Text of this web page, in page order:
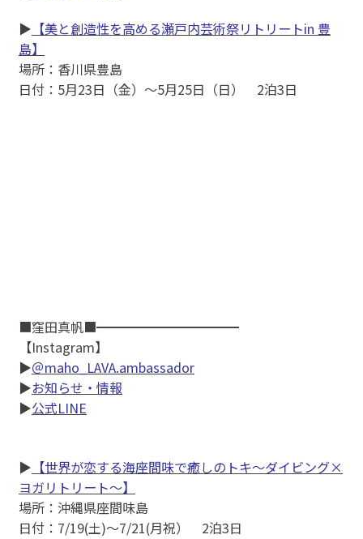
▶ 【美と創造性を高める瀬戸内芸術祭リトリートin 豊
島】
場所：香川県豊島
日付：5月23日（金）～5月25日（日） 2泊3日
■窪田真帆■━━━━━━━━━━━
【Instagram】
▶＠maho_LAVA.ambassador
▶お知らせ・情報
▶公式LINE
▶ 【世界が恋する海座間味で癒しのトキ～ダイビング×
ヨガリトリート～】
場所：沖縄県座間味島
日付：7/19(土)〜7/21(月祝） 2泊3日